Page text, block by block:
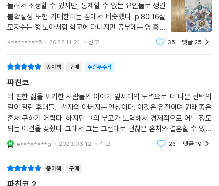
돌려서 조정할 수 있지만, 통제할 수 없는 요인들로 생긴
불확실성 또한 기대한다는 점에서 비슷했다. p.80 16살
모자수는 형 노아처럼 학교에 다니지만 공부에는 영 흥미
가 없다. 그는 길에서 당과를 파는 엄마 선자와 할머니를
놀리거나 약한 친구 하루키를 괴롭히는 일본인 아이들을
s********5 2022.11.21. 신고 35 댓글 25
종이책 구매 주간우수작
파친코
더 편한 삶을 포기한 사람들의 이야기 앞세대의 노력으로 더 나은 선택의
길이 열린 후대들. 선자의 아버지는 언청이다. 이것은 유전이며 원래 좋은
혼처 구하기 어렵다. 하지만 그의 부모가 노력해서 경제적으로 어느 정도
되는 여건을 갖췄다. 그래서 그는 그런대로 괜찮은 혼처와 결혼할 수 있었
다. 그는 그 시대의 보통 아버지들하고 다르게 자식한테 손찌검 한 번 하지
않고
e********g 2023.06.12. 신고 26 댓글19
종이책 구매
파친코 2